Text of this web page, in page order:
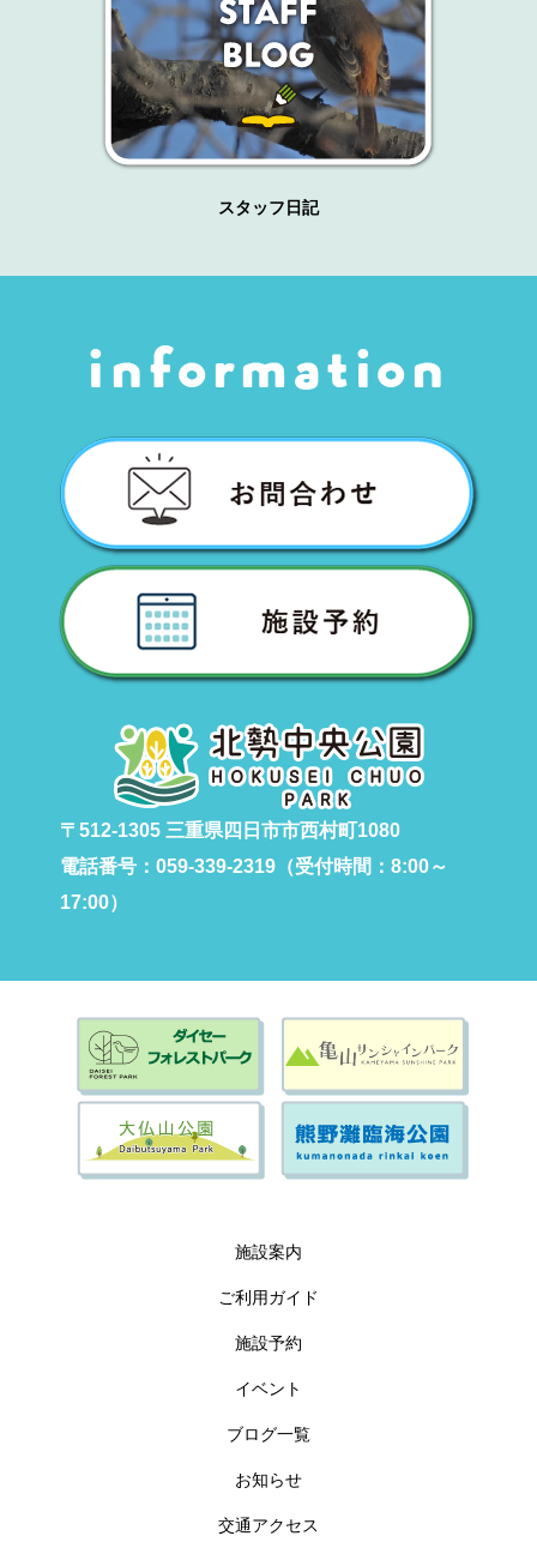
スタッフ日記
〒512-1305 三重県四日市市西村町1080
電話番号：059-339-2319（受付時間：8:00～
17:00）
施設案内
ご利用ガイド
施設予約
イベント
ブログ一覧
お知らせ
交通アクセス